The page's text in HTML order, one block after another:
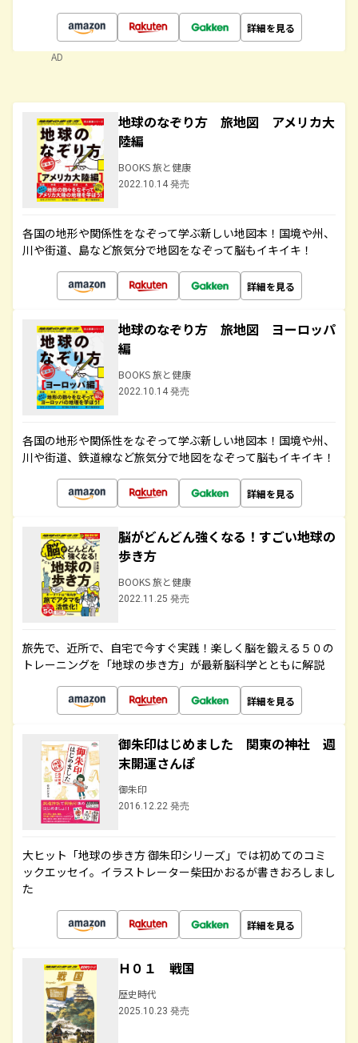
詳細を見る
AD
地球のなぞり方 旅地図 アメリカ大
陸編
BOOKS 旅と健康
2022.10.14 発売
各国の地形や関係性をなぞって学ぶ新しい地図本！国境や州、
川や街道、島など旅気分で地図をなぞって脳もイキイキ！
詳細を見る
地球のなぞり方 旅地図 ヨーロッパ
編
BOOKS 旅と健康
2022.10.14 発売
各国の地形や関係性をなぞって学ぶ新しい地図本！国境や州、
川や街道、鉄道線など旅気分で地図をなぞって脳もイキイキ！
詳細を見る
脳がどんどん強くなる！すごい地球の
歩き方
BOOKS 旅と健康
2022.11.25 発売
旅先で、近所で、自宅で今すぐ実践！楽しく脳を鍛える５０の
トレーニングを「地球の歩き方」が最新脳科学とともに解説
詳細を見る
御朱印はじめました 関東の神社 週
末開運さんぽ
御朱印
2016.12.22 発売
大ヒット「地球の歩き方 御朱印シリーズ」では初めてのコミ
ックエッセイ。イラストレーター柴田かおるが書きおろしまし
た
詳細を見る
Ｈ０１ 戦国
歴史時代
2025.10.23 発売